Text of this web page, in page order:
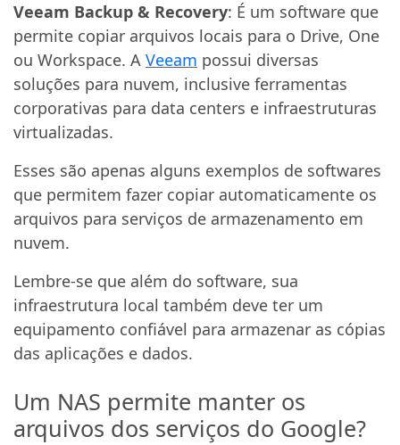
Veeam Backup & Recovery: É um software que
permite copiar arquivos locais para o Drive, One
ou Workspace. A Veeam possui diversas
soluções para nuvem, inclusive ferramentas
corporativas para data centers e infraestruturas
virtualizadas.
Esses são apenas alguns exemplos de softwares
que permitem fazer copiar automaticamente os
arquivos para serviços de armazenamento em
nuvem.
Lembre-se que além do software, sua
infraestrutura local também deve ter um
equipamento confiável para armazenar as cópias
das aplicações e dados.
Um NAS permite manter os
arquivos dos serviços do Google?